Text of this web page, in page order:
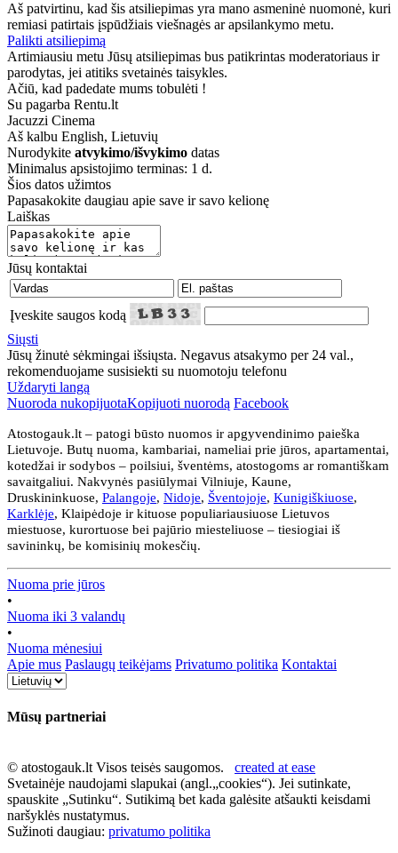
Aš patvirtinu, kad šis atsiliepimas yra mano asmeninė nuomonė, kuri
remiasi patirtais įspūdžiais viešnagės ar apsilankymo metu.
Palikti atsiliepimą
Artimiausiu metu Jūsų atsiliepimas bus patikrintas moderatoriaus ir
parodytas, jei atitiks svetainės taisykles.
Ačiū, kad padedate mums tobulėti !
Su pagarba Rentu.lt
Jacuzzi Cinema
Aš kalbu English, Lietuvių
Nurodykite atvykimo/išvykimo datas
Minimalus apsistojimo terminas: 1 d.
Šios datos užimtos
Papasakokite daugiau apie save ir savo kelionę
Laiškas
Jūsų kontaktai
Įveskite saugos kodą
Siųsti
Jūsų žinutė sėkmingai išsiųsta. Negavus atsakymo per 24 val.,
rekomenduojame susisiekti su nuomotoju telefonu
Uždaryti langą
Nuoroda nukopijuotaKopijuoti nuorodą Facebook
Atostogauk.lt – patogi būsto nuomos ir apgyvendinimo paieška
Lietuvoje. Butų nuoma, kambariai, nameliai prie jūros, apartamentai,
kotedžai ir sodybos – poilsiui, šventėms, atostogoms ar romantiškam
savaitgaliui. Nakvynės pasiūlymai Vilniuje, Kaune,
Druskininkuose, Palangoje, Nidoje, Šventojoje, Kunigiškiuose,
Karklėje, Klaipėdoje ir kituose populiariausiuose Lietuvos
miestuose, kurortuose bei pajūrio miesteliuose – tiesiogiai iš
savininkų, be komisinių mokesčių.
Nuoma prie jūros
•
Nuoma iki 3 valandų
•
Nuoma mėnesiui
Apie mus Paslaugų teikėjams Privatumo politika Kontaktai
Mūsų partneriai
© atostogauk.lt Visos teisės saugomos. created at ease
Svetainėje naudojami slapukai (angl.„cookies“). Jei sutinkate,
spauskite „Sutinku“. Sutikimą bet kada galėsite atšaukti keisdami
naršyklės nustatymus.
Sužinoti daugiau: privatumo politika